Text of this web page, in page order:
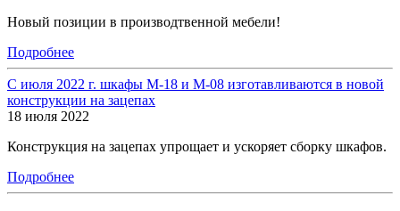
Новый позиции в производтвенной мебели!
Подробнее
С июля 2022 г. шкафы М-18 и М-08 изготавливаются в новой
конструкции на зацепах
18 июля 2022
Конструкция на зацепах упрощает и ускоряет сборку шкафов.
Подробнее